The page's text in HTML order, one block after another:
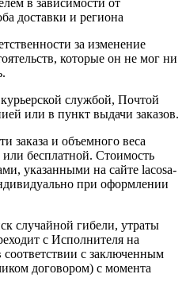
доставки и региона
за изменение
которые он не мог ни
службой, Почтой
или в пункт выдачи заказов.
заказа и объемного веса
бесплатной. Стоимость
указанными на сайте lacosa-
при оформлении
случайной гибели, утраты
с Исполнителя на
с заключенным
договором) с момента